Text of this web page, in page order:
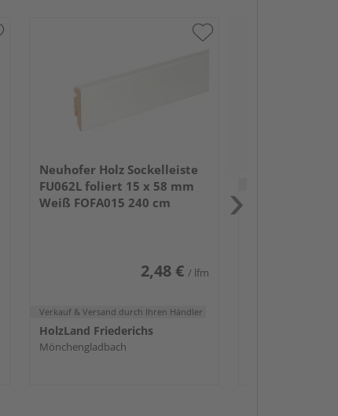
Neuhofer Holz Sockelleiste
FU062L foliert 15 x 58 mm
Weiß FOFA015 240 cm
2,48 € / lfm
Verkauf & Versand durch Ihren Händler
HolzLand Friederichs
Mönchengladbach